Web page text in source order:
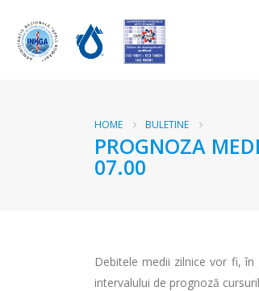
HOME BULETINE
PROGNOZA
07.00
Debitele medii zilnice vor fi,
intervalului de prognoză